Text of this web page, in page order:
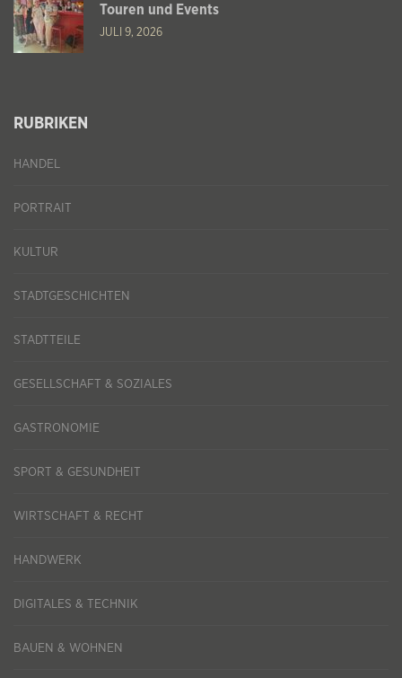
Touren und Events
JULI 9, 2026
RUBRIKEN
HANDEL
PORTRAIT
KULTUR
STADTGESCHICHTEN
STADTTEILE
GESELLSCHAFT & SOZIALES
GASTRONOMIE
SPORT & GESUNDHEIT
WIRTSCHAFT & RECHT
HANDWERK
DIGITALES & TECHNIK
BAUEN & WOHNEN